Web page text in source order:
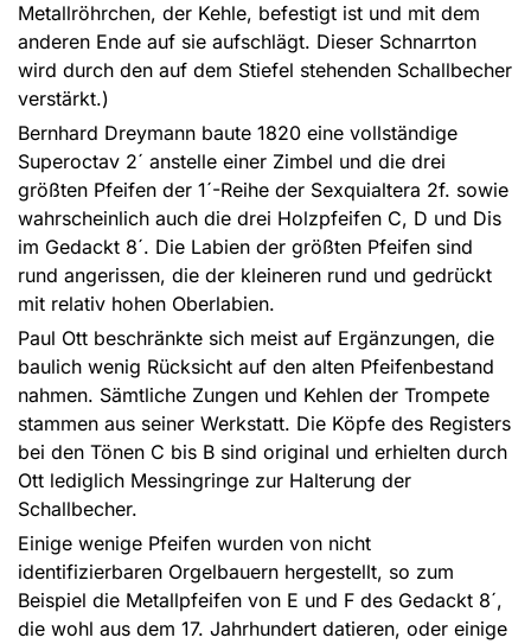
Metallröhrchen, der Kehle, befestigt ist und mit dem
anderen Ende auf sie aufschlägt. Dieser Schnarrton
wird durch den auf dem Stiefel stehenden Schallbecher
verstärkt.)
Bernhard Dreymann baute 1820 eine vollständige
Superoctav 2´ anstelle einer Zimbel und die drei
größten Pfeifen der 1´-Reihe der Sexquialtera 2f. sowie
wahrscheinlich auch die drei Holzpfeifen C, D und Dis
im Gedackt 8´. Die Labien der größten Pfeifen sind
rund angerissen, die der kleineren rund und gedrückt
mit relativ hohen Oberlabien.
Paul Ott beschränkte sich meist auf Ergänzungen, die
baulich wenig Rücksicht auf den alten Pfeifenbestand
nahmen. Sämtliche Zungen und Kehlen der Trompete
stammen aus seiner Werkstatt. Die Köpfe des Registers
bei den Tönen C bis B sind original und erhielten durch
Ott lediglich Messingringe zur Halterung der
Schallbecher.
Einige wenige Pfeifen wurden von nicht
identifizierbaren Orgelbauern hergestellt, so zum
Beispiel die Metallpfeifen von E und F des Gedackt 8´,
die wohl aus dem 17. Jahrhundert datieren, oder einige